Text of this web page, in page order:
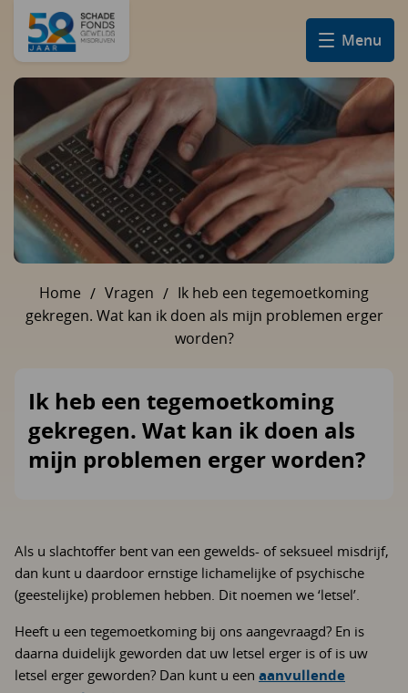
Menu
U bent hier:
Home Vragen
Ik heb een tegemoetkoming
gekregen. Wat kan ik doen als mijn problemen erger
worden?
Ik heb een tegemoetkoming
gekregen. Wat kan ik doen als
mijn problemen erger worden?
Als u slachtoffer bent van een gewelds- of seksueel misdrijf,
dan kunt u daardoor ernstige lichamelijke of psychische
(geestelijke) problemen hebben. Dit noemen we ‘letsel’.
Heeft u een tegemoetkoming bij ons aangevraagd? En is
daarna duidelijk geworden dat uw letsel erger is of is uw
letsel erger geworden? Dan kunt u een aanvullende